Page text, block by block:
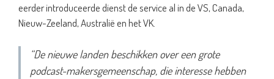
eerder introduceerde dienst de service al in de VS, Canada,
Nieuw-Zeeland, Australië en het VK.
“De nieuwe landen beschikken over een grote
podcast-makersgemeenschap, die interesse hebben